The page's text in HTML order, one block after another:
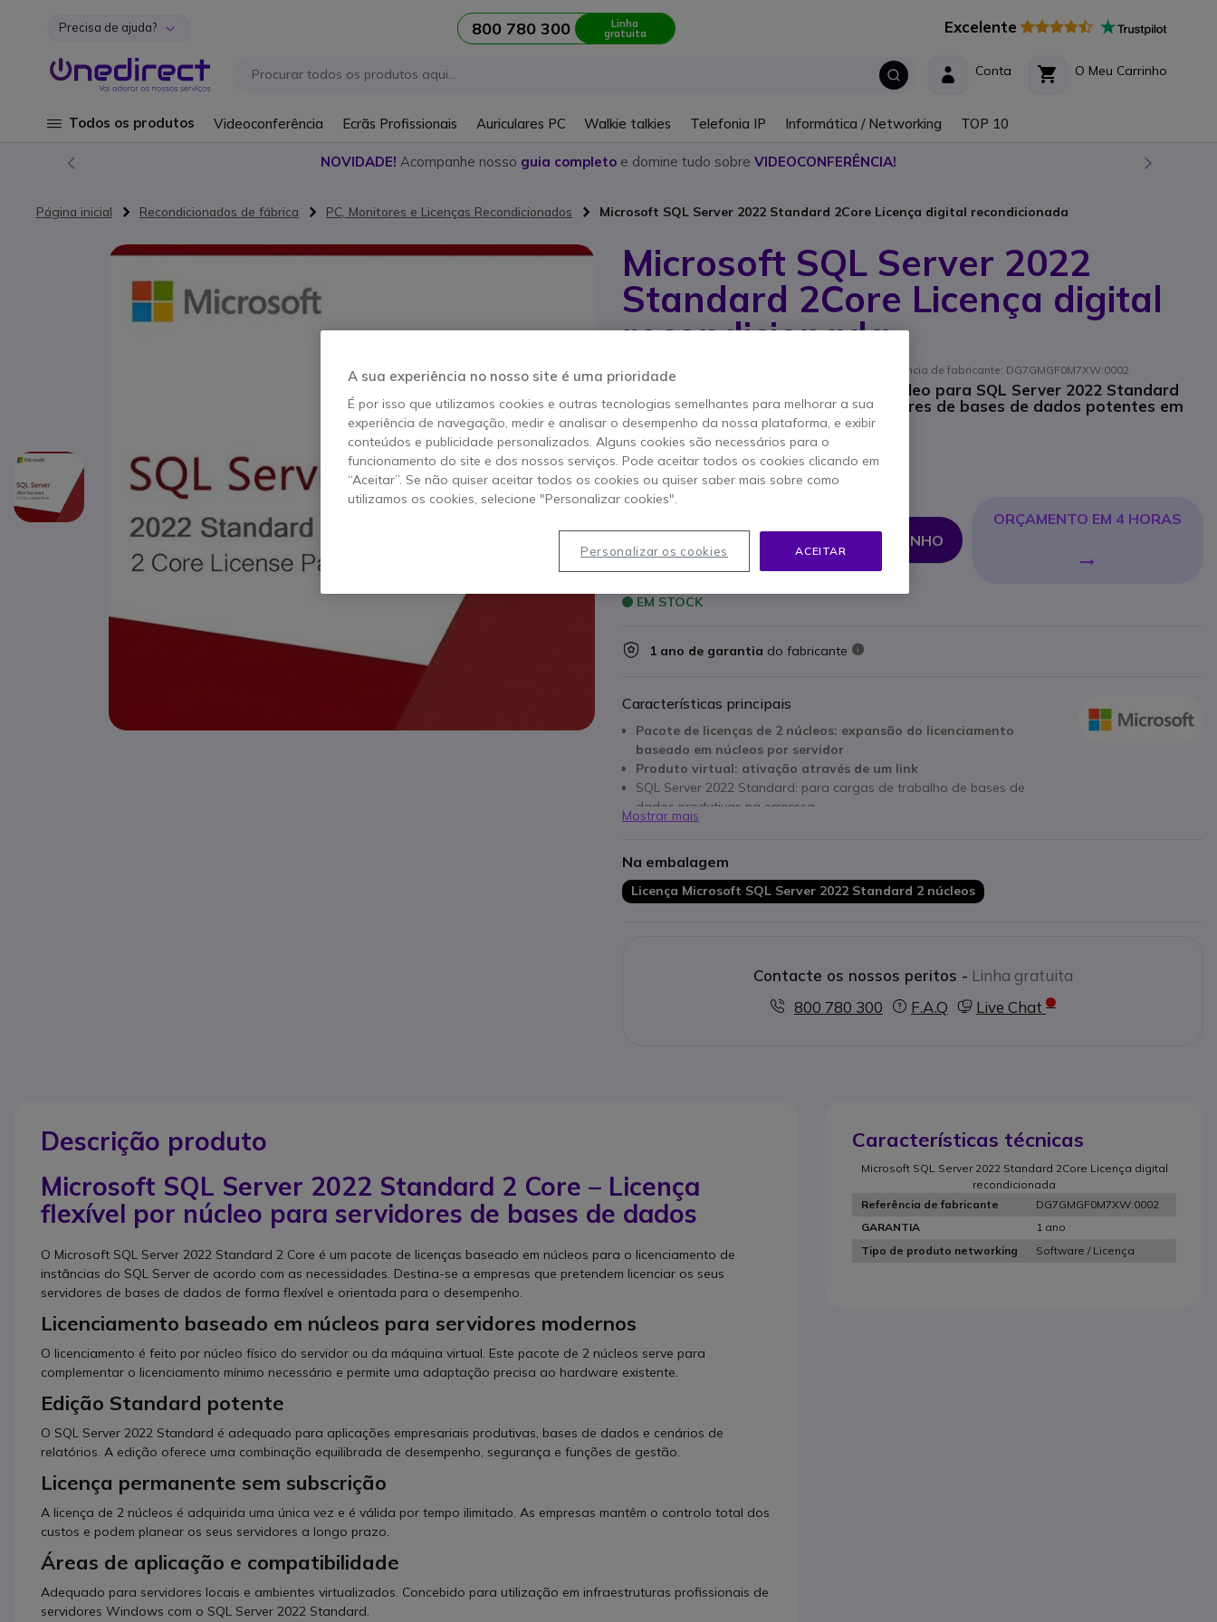
Ir para o Conteúdo
Precisa de ajuda? 800 780 300 Linha
gratuita Excelente
O Meu Carrinho
Conta
Todos os produtos Videoconferência Ecrãs Profissionais Auriculares PC Walkie talkies Telefonia IP Informática / Networking TOP 10
NOVIDADE! Acompanhe nosso guia completo e domine tudo sobre VIDEOCONFERÊNCIA!
Página inicial Recondicionados de fábrica PC, Monitores e Licenças Recondicionados Microsoft SQL Server 2022 Standard 2Core Licença digital recondicionada
Microsoft SQL Server 2022
Standard 2Core Licença digital
recondicionada
Referência produto: MICDG7GMGF0M7XW2CR // Referência de fabricante: DG7GMGF0M7XW:0002
Licença de 2 núcleos baseada em núcleo para SQL Server 2022 Standard
para licenciamento flexível de servidores de bases de dados potentes em
empresas.
RECONDICIONADO
3293,95 € s/iva 4051,56 €
Qtd
ADICIONAR AO CARRINHO
ORÇAMENTO EM 4 HORAS
EM STOCK
1 ano de garantia do fabricante
Características principais
Pacote de licenças de 2 núcleos: expansão do licenciamento
baseado em núcleos por servidor
Produto virtual: ativação através de um link
SQL Server 2022 Standard: para cargas de trabalho de bases de
dados produtivas na empresa
Modelo de licenciamento escalável: adaptação flexível ao número de
Alto desempenho: otimizado para aplicações críticas para o negócio
Licença permanente: aquisição única sem assinatura
Para ambientes de TI profissionais: adequado para cenários de
Mostrar mais
Na embalagem
Licença Microsoft SQL Server 2022 Standard 2 núcleos
Contacte os nossos peritos - Linha gratuita
800 780 300
F.A.Q Live Chat
Saltar para o final da Galeria de imagens
Descrição produto
Microsoft SQL Server 2022 Standard 2 Core – Licença
flexível por núcleo para servidores de bases de dados
O Microsoft SQL Server 2022 Standard 2 Core é um pacote de licenças baseado em núcleos para o licenciamento de
instâncias do SQL Server de acordo com as necessidades. Destina-se a empresas que pretendem licenciar os seus
servidores de bases de dados de forma flexível e orientada para o desempenho.
Licenciamento baseado em núcleos para servidores modernos
O licenciamento é feito por núcleo físico do servidor ou da máquina virtual. Este pacote de 2 núcleos serve para
complementar o licenciamento mínimo necessário e permite uma adaptação precisa ao hardware existente.
Edição Standard potente
O SQL Server 2022 Standard é adequado para aplicações empresariais produtivas, bases de dados e cenários de
relatórios. A edição oferece uma combinação equilibrada de desempenho, segurança e funções de gestão.
Licença permanente sem subscrição
A licença de 2 núcleos é adquirida uma única vez e é válida por tempo ilimitado. As empresas mantêm o controlo total dos
custos e podem planear os seus servidores a longo prazo.
Áreas de aplicação e compatibilidade
Adequado para servidores locais e ambientes virtualizados. Concebido para utilização em infraestruturas profissionais de
servidores Windows com o SQL Server 2022 Standard.
Características técnicas
Microsoft SQL Server 2022 Standard 2Core Licença digital
recondicionada
Referência de fabricante
DG7GMGF0M7XW:0002
GARANTIA
1 ano
Tipo de produto networking
Software / Licença
A sua experiência no nosso site é uma prioridade
É por isso que utilizamos cookies e outras tecnologias semelhantes para melhorar a sua
experiência de navegação, medir e analisar o desempenho da nossa plataforma, e exibir
conteúdos e publicidade personalizados. Alguns cookies são necessários para o
funcionamento do site e dos nossos serviços. Pode aceitar todos os cookies clicando em
“Aceitar”. Se não quiser aceitar todos os cookies ou quiser saber mais sobre como
utilizamos os cookies, selecione "Personalizar cookies".
ACEITAR
Personalizar os cookies